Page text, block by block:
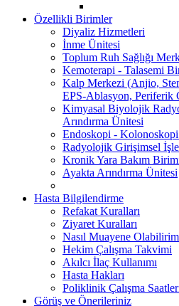
Özellikli Birimler
Diyaliz Hizmetleri
İnme Ünitesi
Toplum Ruh Sağlığı
Kemoterapi - Talasemi
Kalp Merkezi (Anjio,
EPS-Ablasyon, Periferik
Kimyasal Biyolojik
Arındırma Ünitesi
Endoskopi -
Radyolojik Girişimsel
Kronik Yara Bakım
Ayakta Arındırma Ünitesi
Hasta Bilgilendirme
Refakat Kuralları
Ziyaret Kuralları
Nasıl Muayene
Hekim Çalışma Takvimi
Akılcı İlaç Kullanımı
Hasta Hakları
Poliklinik Çalışma
Görüş ve Önerileriniz